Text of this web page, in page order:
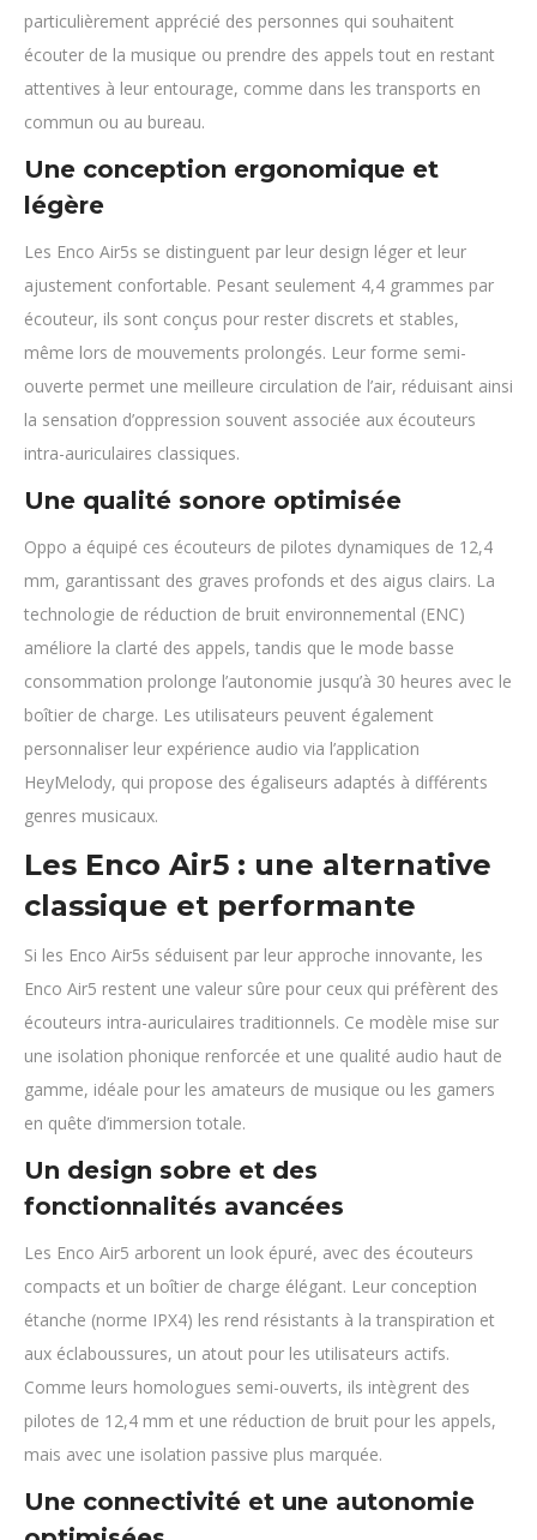
particulièrement apprécié des personnes qui souhaitent
écouter de la musique ou prendre des appels tout en restant
attentives à leur entourage, comme dans les transports en
commun ou au bureau.
Une conception ergonomique et
légère
Les Enco Air5s se distinguent par leur design léger et leur
ajustement confortable. Pesant seulement 4,4 grammes par
écouteur, ils sont conçus pour rester discrets et stables,
même lors de mouvements prolongés. Leur forme semi-
ouverte permet une meilleure circulation de l’air, réduisant ainsi
la sensation d’oppression souvent associée aux écouteurs
intra-auriculaires classiques.
Une qualité sonore optimisée
Oppo a équipé ces écouteurs de pilotes dynamiques de 12,4
mm, garantissant des graves profonds et des aigus clairs. La
technologie de réduction de bruit environnemental (ENC)
améliore la clarté des appels, tandis que le mode basse
consommation prolonge l’autonomie jusqu’à 30 heures avec le
boîtier de charge. Les utilisateurs peuvent également
personnaliser leur expérience audio via l’application
HeyMelody, qui propose des égaliseurs adaptés à différents
genres musicaux.
Les Enco Air5 : une alternative
classique et performante
Si les Enco Air5s séduisent par leur approche innovante, les
Enco Air5 restent une valeur sûre pour ceux qui préfèrent des
écouteurs intra-auriculaires traditionnels. Ce modèle mise sur
une isolation phonique renforcée et une qualité audio haut de
gamme, idéale pour les amateurs de musique ou les gamers
en quête d’immersion totale.
Un design sobre et des
fonctionnalités avancées
Les Enco Air5 arborent un look épuré, avec des écouteurs
compacts et un boîtier de charge élégant. Leur conception
étanche (norme IPX4) les rend résistants à la transpiration et
aux éclaboussures, un atout pour les utilisateurs actifs.
Comme leurs homologues semi-ouverts, ils intègrent des
pilotes de 12,4 mm et une réduction de bruit pour les appels,
mais avec une isolation passive plus marquée.
Une connectivité et une autonomie